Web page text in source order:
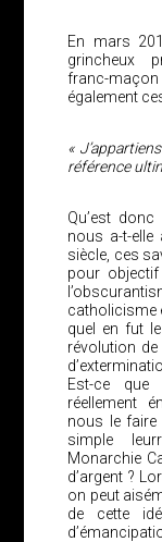
En mars
grincheux
franc-
également
«
référence
Qu’est
nous a-t-elle
siècle, ces
pour objectif
catholicisme
quel en fut
révolution
Est-ce que
réellement
nous le faire
simple
Monarchie
d’argent ?
on peut
de cette